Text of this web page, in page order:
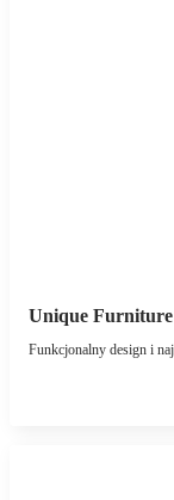
Unique Furniture
Funkcjonalny design i